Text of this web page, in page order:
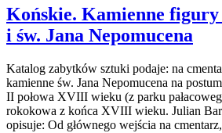
Końskie. Kamienne
i św. Jana Nepomucena
Katalog zabytków sztuki podaje: na
kamienne św. Jana Nepomucena na
II połowa XVIII wieku (z parku
rokokowa z końca XVIII wieku. Julian
opisuje: Od głównego wejścia na cmentarz,